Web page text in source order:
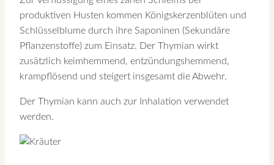
produktiven Husten kommen Königskerzenblüten und
Schlüsselblume durch ihre Saponinen (Sekundäre
Pflanzenstoffe) zum Einsatz. Der Thymian wirkt
zusätzlich keimhemmend, entzündungshemmend,
krampflösend und steigert insgesamt die Abwehr.
Der Thymian kann auch zur Inhalation verwendet
werden.